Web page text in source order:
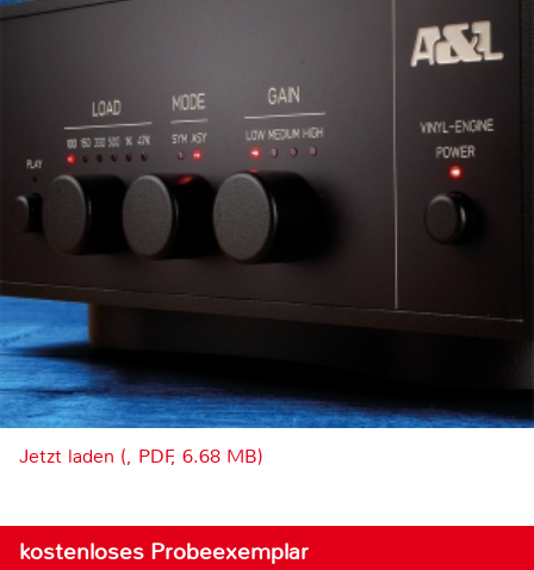
Jetzt laden (, PDF, 6.68 MB)
kostenloses Probeexemplar